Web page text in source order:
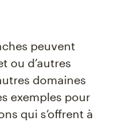
peuvent
ou d’autres
domaines
exemples pour
qui s’offrent à